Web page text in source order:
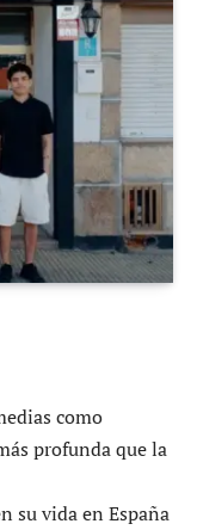
como
profunda que la
su vida en España